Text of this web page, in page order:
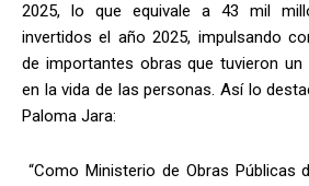
2025, lo que equivale a 43 mil
invertidos el año 2025, impulsando
de importantes obras que tuvieron
en la vida de las personas. Así lo
Paloma Jara:
“Como Ministerio de Obras Públicas